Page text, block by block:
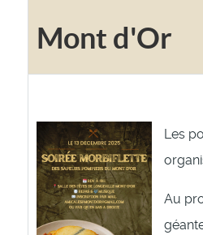
Mont d'Or
Les
Au